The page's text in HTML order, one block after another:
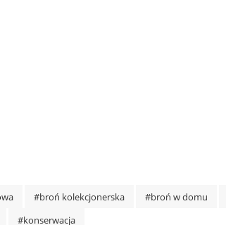
#broń kolekcjonerska #broń w domu
#konserwacja